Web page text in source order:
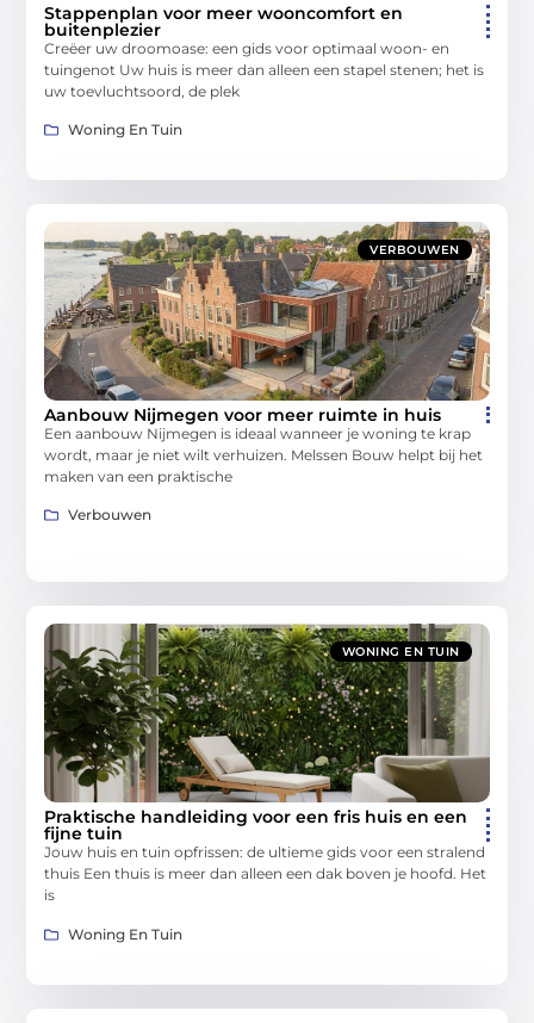
Stappenplan voor meer wooncomfort en
buitenplezier
Creëer uw droomoase: een gids voor optimaal woon- en
tuingenot Uw huis is meer dan alleen een stapel stenen; het is
uw toevluchtsoord, de plek
Woning En Tuin
VERBOUWEN
Aanbouw Nijmegen voor meer ruimte in huis
Een aanbouw Nijmegen is ideaal wanneer je woning te krap
wordt, maar je niet wilt verhuizen. Melssen Bouw helpt bij het
maken van een praktische
Verbouwen
WONING EN TUIN
Praktische handleiding voor een fris huis en een
fijne tuin
Jouw huis en tuin opfrissen: de ultieme gids voor een stralend
thuis Een thuis is meer dan alleen een dak boven je hoofd. Het
is
Woning En Tuin